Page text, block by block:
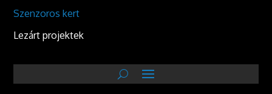
Szenzoros kert
Lezárt projektek